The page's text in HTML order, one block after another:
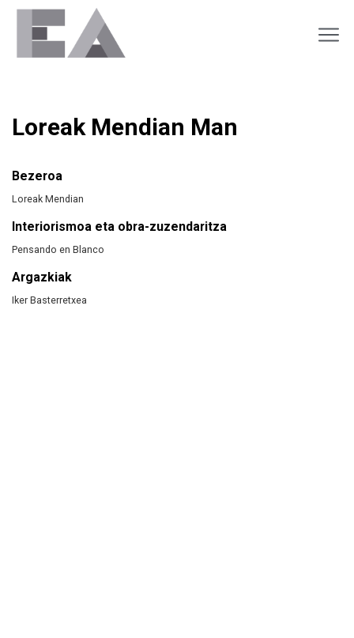
Loreak Mendian Man
Bezeroa
Loreak Mendian
Interiorismoa eta obra-zuzendaritza
Pensando en Blanco
Argazkiak
Iker Basterretxea